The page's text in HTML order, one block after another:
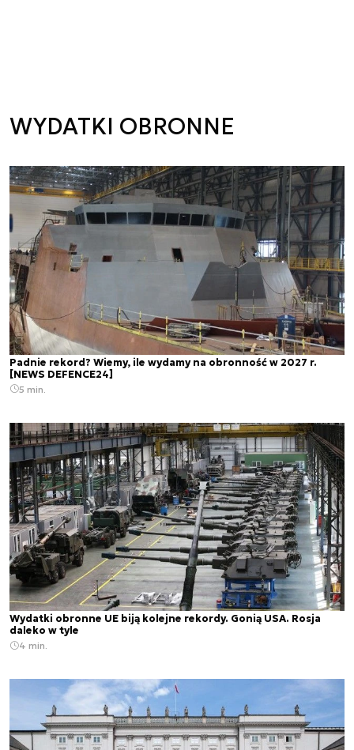
WYDATKI OBRONNE
Padnie rekord? Wiemy, ile wydamy na obronność w 2027 r.
[NEWS DEFENCE24]
5 min.
Wydatki obronne UE biją kolejne rekordy. Gonią USA. Rosja
daleko w tyle
4 min.